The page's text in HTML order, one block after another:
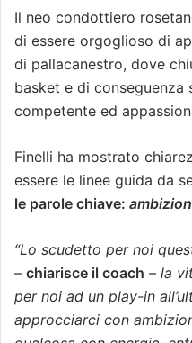
Il neo condottiero
di essere orgoglioso di
di pallacanestro, dove
basket e di
competente ed
Finelli ha mostrato
essere le linee guida da
le parole chiave:
“Lo scudetto per noi
– chiarisce il coach – la
per noi ad un play-in
approcciarci con